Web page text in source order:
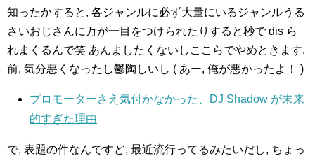
知ったかすると, 各ジャンルに必ず大量にいるジャンルうる
さいおじさんに万が一目をつけられたりすると秒で dis ら
れまくるんで笑 あんましたくないしここらでやめときます.
前, 気分悪くなったし鬱陶しいし ( あー, 俺が悪かったよ！ )
プロモーターさえ気付かなかった、DJ Shadow が未来
的すぎた理由
で, 表題の件なんですど, 最近流行ってるみたいだし, ちょっ